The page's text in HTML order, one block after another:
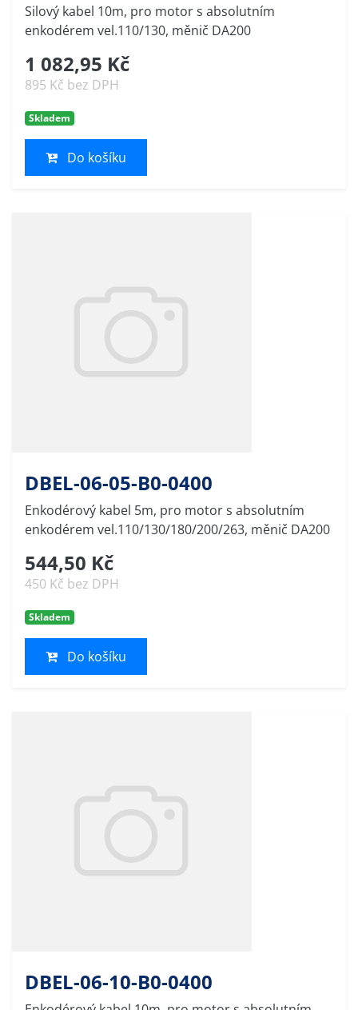
Silový kabel 10m, pro motor s absolutním
enkodérem vel.110/130, měnič DA200
1 082,95 Kč
895 Kč bez DPH
Skladem
Do košíku
DBEL-06-05-B0-0400
Enkodérový kabel 5m, pro motor s absolutním
enkodérem vel.110/130/180/200/263, měnič DA200
544,50 Kč
450 Kč bez DPH
Skladem
Do košíku
DBEL-06-10-B0-0400